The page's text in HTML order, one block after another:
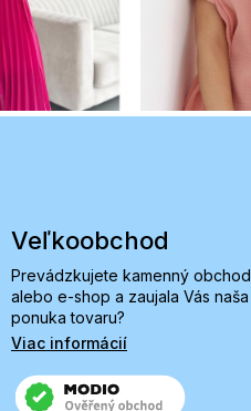
Veľkoobchod
Prevádzkujete kamenný obchod
alebo e-shop a zaujala Vás naša
ponuka tovaru?
Viac informácií